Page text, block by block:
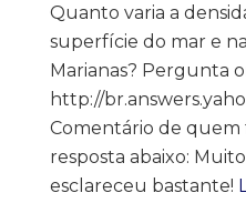
Quanto varia a
superfície do mar e na
Marianas? Pergunta
http://
Comentário de quem
resposta abaixo:
esclareceu bastante!